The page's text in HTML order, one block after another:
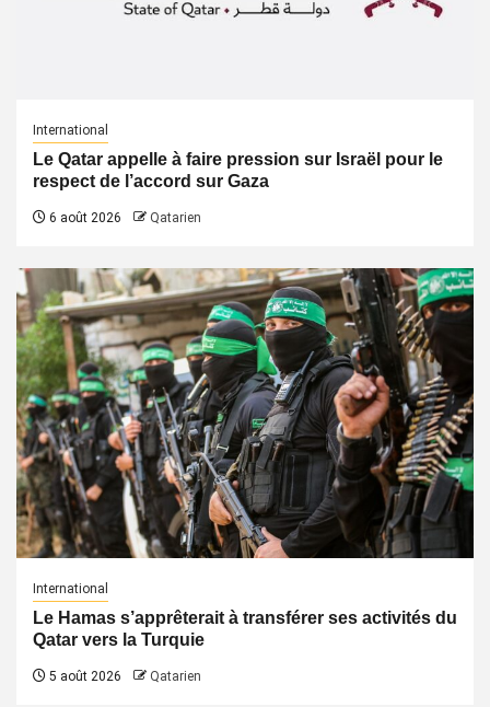
International
Le Qatar appelle à faire pression sur Israël pour le
respect de l’accord sur Gaza
6 août 2026 Qatarien
International
Le Hamas s’apprêterait à transférer ses activités du
Qatar vers la Turquie
5 août 2026 Qatarien